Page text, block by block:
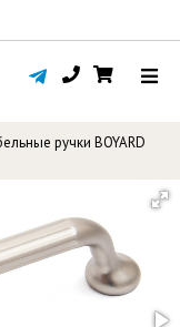
ручки BOYARD